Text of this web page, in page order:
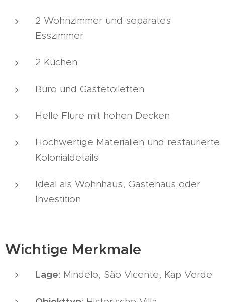
2 Wohnzimmer und separates
Esszimmer
2 Küchen
Büro und Gästetoiletten
Helle Flure mit hohen Decken
Hochwertige Materialien und restaurierte
Kolonialdetails
Ideal als Wohnhaus, Gästehaus oder
Investition
Wichtige Merkmale
Lage: Mindelo, São Vicente, Kap Verde